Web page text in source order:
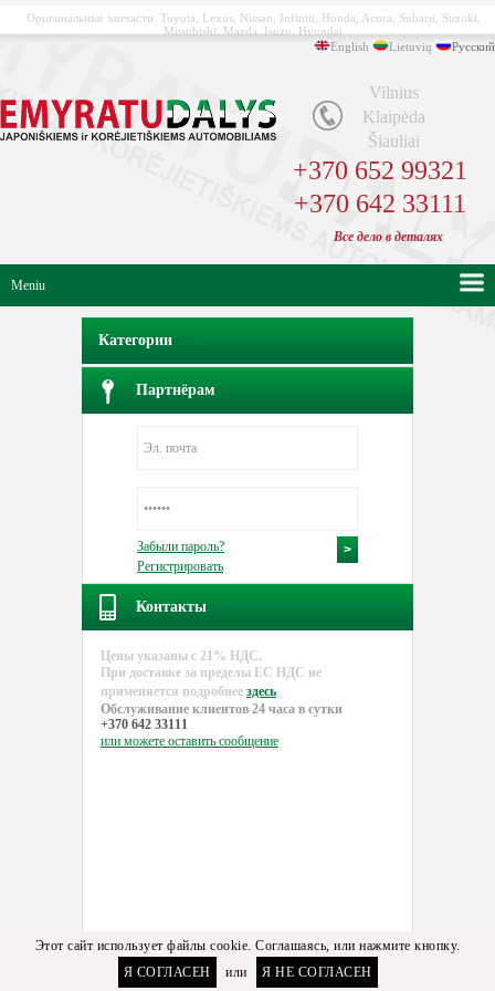
Оригинальные запчасти Toyota, Lexus, Nissan, Infiniti, Honda, Acura, Subaru, Suzuki,
Mitsubishi, Mazda, Isuzu, Hyundai
English
Lietuvių Русский
Vilnius
Klaipėda
Šiauliai
+370 652 99321
+370 642 33111
Bсе дело в деталях
Meniu
Категории
Партнёрам
Забыли пароль?
Регистрировать
Контакты
Цены указаны с 21% НДС.
При доставке за пределы EC НДС не
применяется подробнее здесь
Обслуживание клиентов 24 часа в сутки
+370 642 33111
или можете оставить сообщение
Этот сайт использует файлы cookie. Соглашаясь, или нажмите кнопку.
Я СОГЛАСЕН
или Я НЕ СОГЛАСЕН